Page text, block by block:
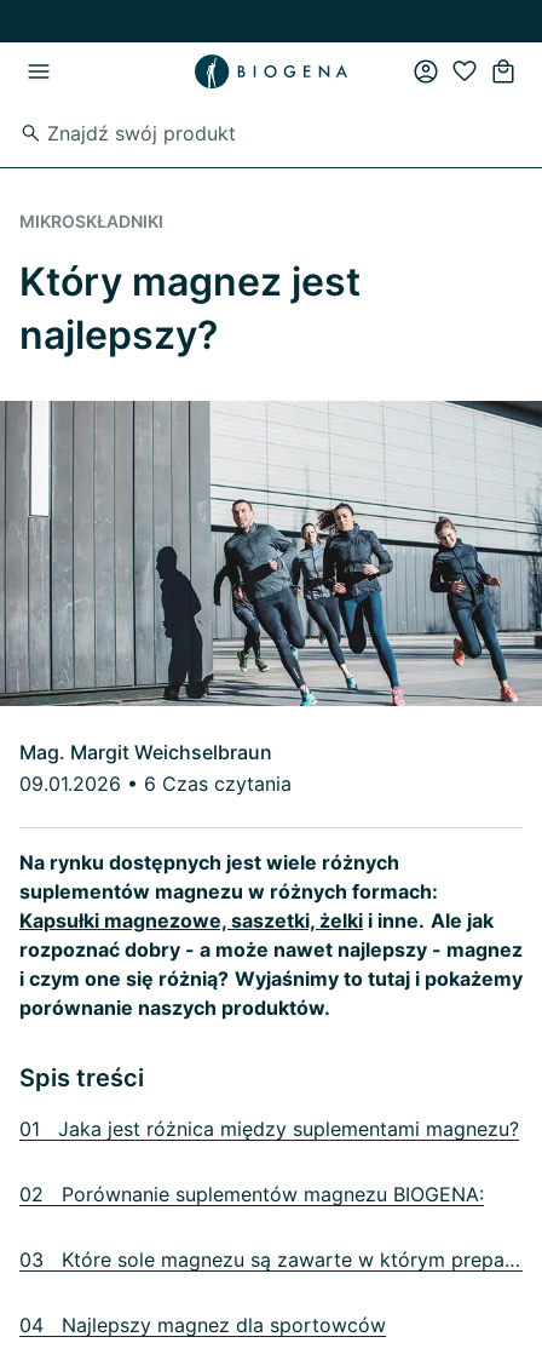
MIKROSKŁADNIKI
Który magnez jest
najlepszy?
Mag. Margit Weichselbraun
09.01.2026 • 6 Czas czytania
Na rynku dostępnych jest wiele różnych
suplementów magnezu w różnych formach:
Kapsułki magnezowe, saszetki, żelki i inne. Ale jak
rozpoznać dobry - a może nawet najlepszy - magnez
i czym one się różnią? Wyjaśnimy to tutaj i pokażemy
porównanie naszych produktów.
Spis treści
01 Jaka jest różnica między suplementami magnezu?
02 Porównanie suplementów magnezu BIOGENA:
03 Które sole magnezu są zawarte w którym preparacie?
04 Najlepszy magnez dla sportowców